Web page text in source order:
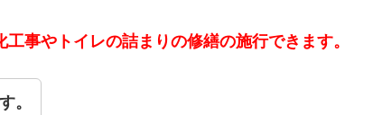
事やトイレの詰まりの修繕の施行できます。
。